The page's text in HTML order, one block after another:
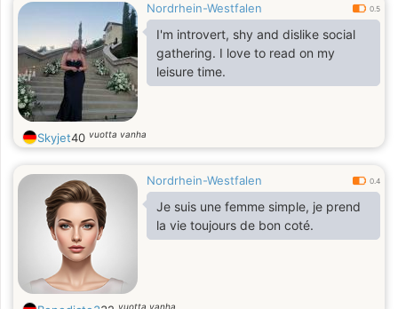
spiele keine Spielchen – sag mir
also: Bist du bereit für etwas Echtes?
Nordrhein-Westfalen 0.5
I'm introvert, shy and dislike social
gathering. I love to read on my
leisure time.
Skyjet40 vuotta vanha
Nordrhein-Westfalen 0.4
Je suis une femme simple, je prend
la vie toujours de bon coté.
vuotta vanha